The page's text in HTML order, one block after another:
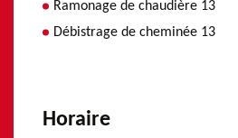
Ramonage de chaudière 13
Débistrage de cheminée 13
Horaire